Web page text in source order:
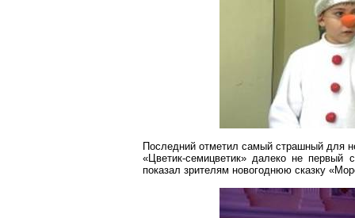
Последний отметил самый страшный для
«Цветик-семицветик» далеко не первый
показал зрителям новогоднюю сказку «